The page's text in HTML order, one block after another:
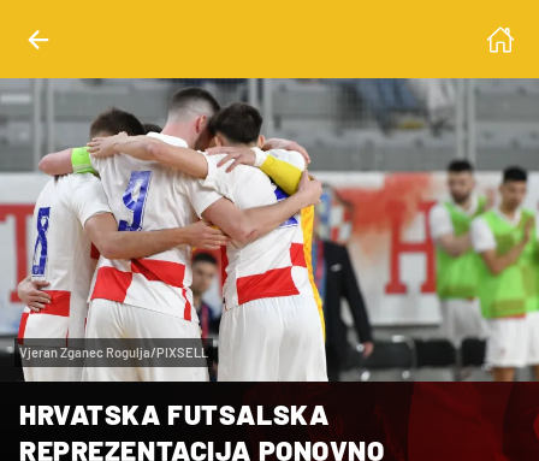
Vjeran Zganec Rogulja/PIXSELL
HRVATSKA FUTSALSKA
REPREZENTACIJA PONOVNO